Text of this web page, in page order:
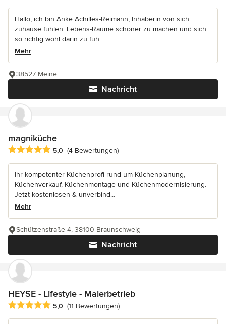
Hallo, ich bin Anke Achilles-Reimann, Inhaberin von sich
zuhause fühlen. Lebens-Räume schöner zu machen und sich
so richtig wohl darin zu füh...
Mehr
Nachricht
38527 Meine
magniküche
Durchschnittliche Bewertung: 5 von 5 Sternen
5,0 (4 Bewertungen)
Ihr kompetenter Küchenprofi rund um Küchenplanung,
Küchenverkauf, Küchenmontage und Küchenmodernisierung.
Jetzt kostenlosen & unverbind...
Mehr
Nachricht
Schützenstraße 4, 38100 Braunschweig
HEYSE - Lifestyle - Malerbetrieb
Durchschnittliche Bewertung: 5 von 5 Sternen
5,0 (11 Bewertungen)